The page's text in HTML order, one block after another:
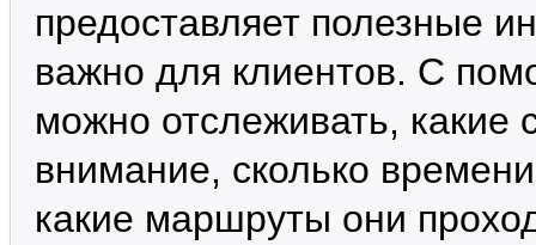
предоставляет полезные
важно для клиентов. С
можно отслеживать,
внимание, сколько
какие маршруты они